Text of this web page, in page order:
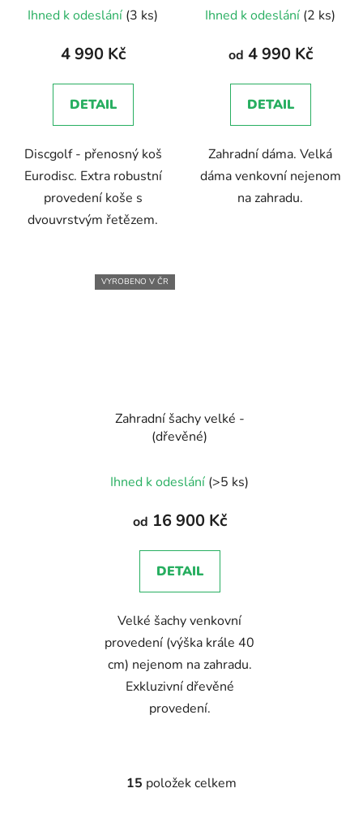
hodnocení
produktu
5,0
z
hvězdiček.
Ihned k odeslání (3 ks)
4 990 Kč
DETAIL
Discgolf - přenosný koš
Eurodisc. Extra robustní
provedení koše s
dvouvrstvým řetězem.
Ihned k odeslání (2 ks)
od 4 990 Kč
DETAIL
Zahradní dáma. Velká
dáma venkovní nejenom
na zahradu.
VYROBENO V ČR
Zahradní šachy velké -
(dřevěné)
hodnocení
produktu
5,0
z
hvězdiček.
Ihned k odeslání (>5 ks)
od 16 900 Kč
DETAIL
Velké šachy venkovní
provedení (výška krále 40
cm) nejenom na zahradu.
Exkluzivní dřevěné
provedení.
O
15 položek celkem